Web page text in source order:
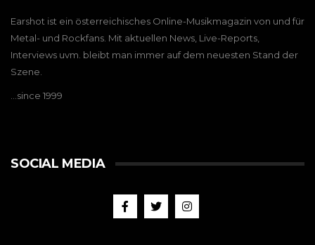
Earshot ist ein österreichisches Online-Musikmagazin von und für
Metal- und Rockfans. Mit aktuellen News, Live-Reports,
Interviews uvm. bleibt man immer auf dem neuesten Stand der
Szene.
…since 1999
SOCIAL MEDIA